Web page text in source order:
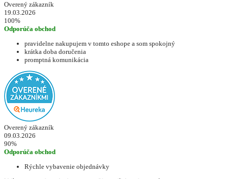
Overený zákazník
19.03.2026
100%
Odporúča obchod
pravidelne nakupujem v tomto eshope a som spokojný
krátka doba doručenia
promptná komunikácia
Overený zákazník
09.03.2026
90%
Odporúča obchod
Rýchle vybavenie objednávky